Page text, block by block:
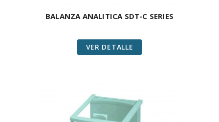
BALANZA ANALITICA SDT-C SERIES
VER DETALLE